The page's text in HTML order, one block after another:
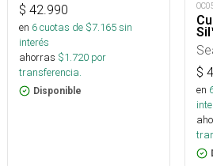
$ 42.990
en 6cuotas de $7.165sin
interés
ahorras $1.720 por
transferencia.
Disponible
$
en